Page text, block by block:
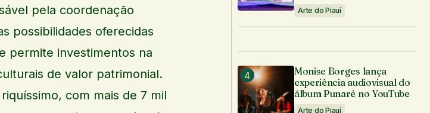
pela coordenação
possibilidades oferecidas
permite investimentos na
de valor patrimonial.
com mais de 7 mil
Arte do Piauí
Monise Borges lança
experiência audiovisual do
álbum Punaré no YouTube
Arte do Piauí